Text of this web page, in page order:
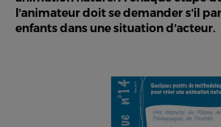
l'animateur doit se demander s'il
enfants dans une situation d'acteur.